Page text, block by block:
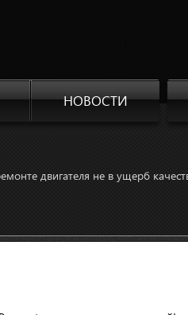
НОВОСТИ
двигателя не в ущерб